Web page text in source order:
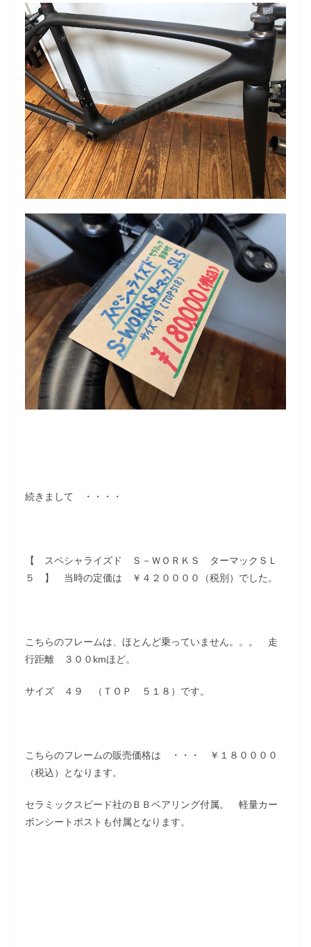
続きまして ・・・・
【 スペシャライズド Ｓ－ＷＯＲＫＳ ターマックＳＬ
５ 】 当時の定価は ￥４２００００（税別）でした。
こちらのフレームは、ほとんど乗っていません。。。 走
行距離 ３００kmほど。
サイズ ４９ （ＴＯＰ ５１８）です。
こちらのフレームの販売価格は ・・・ ￥１８００００
（税込）となります。
セラミックスピード社のＢＢベアリング付属。 軽量カー
ボンシートポストも付属となります。